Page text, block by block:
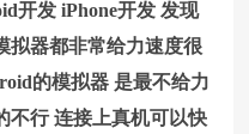
发 iPhone开发 发现
拟器都非常给力速度很
的模拟器 是最不给力
不行 连接上真机可以快